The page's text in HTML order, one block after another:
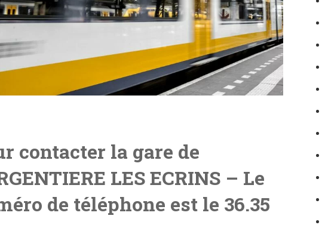
contacter la gare de
LES ECRINS – Le
de téléphone est le 36.35